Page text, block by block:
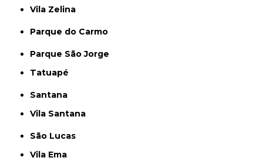
Vila Zelina
Parque do Carmo
Parque São Jorge
Tatuapé
Santana
Vila Santana
São Lucas
Vila Ema